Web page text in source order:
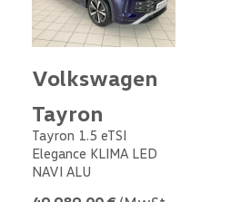
Volkswagen
Tayron
Tayron 1.5 eTSI
Elegance KLIMA LED
NAVI ALU